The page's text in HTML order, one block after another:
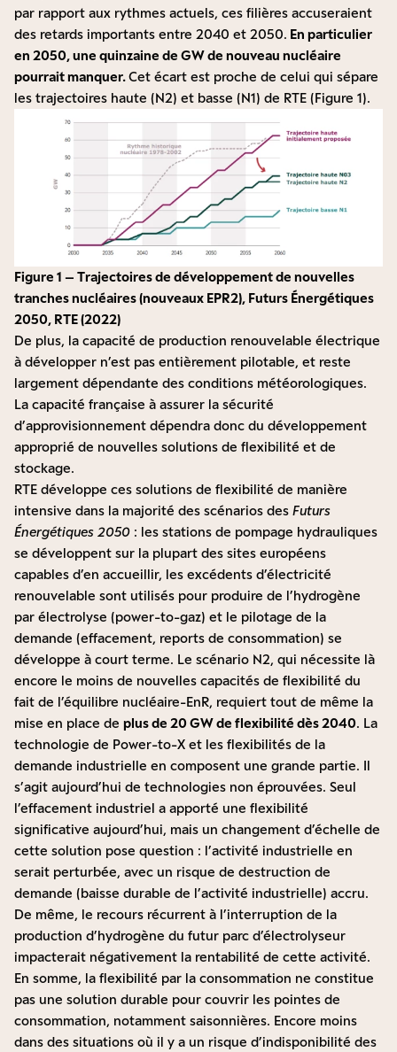
par rapport aux rythmes actuels, ces filières accuseraient
des retards importants entre 2040 et 2050. En particulier
en 2050, une quinzaine de GW de nouveau nucléaire
pourrait manquer.Cet écart est proche de celui qui sépare
les trajectoires haute (N2) et basse (N1) de RTE (Figure 1).
Figure 1 – Trajectoires de développement de nouvelles
tranches nucléaires (nouveaux EPR2), Futurs Énergétiques
2050, RTE (2022)
De plus, la capacité de production renouvelable électrique
à développer n’est pas entièrement pilotable, et reste
largement dépendante des conditions météorologiques.
La capacité française à assurer la sécurité
d’approvisionnement dépendra donc du développement
approprié de nouvelles solutions de flexibilité et de
stockage.
RTE développe ces solutions de flexibilité de manière
intensive dans la majorité des scénarios des Futurs
Énergétiques 2050 : les stations de pompage hydrauliques
se développent sur la plupart des sites européens
capables d’en accueillir, les excédents d’électricité
renouvelable sont utilisés pour produire de l’hydrogène
par électrolyse (power-to-gaz) et le pilotage de la
demande (effacement, reports de consommation) se
développe à court terme. Le scénario N2, qui nécessite là
encore le moins de nouvelles capacités de flexibilité du
fait de l’équilibre nucléaire-EnR, requiert tout de même la
mise en place de plus de 20 GW de flexibilité dès 2040. La
technologie de Power-to-X et les flexibilités de la
demande industrielle en composent une grande partie. Il
s’agit aujourd’hui de technologies non éprouvées. Seul
l’effacement industriel a apporté une flexibilité
significative aujourd’hui, mais un changement d’échelle de
cette solution pose question : l’activité industrielle en
serait perturbée, avec un risque de destruction de
demande (baisse durable de l’activité industrielle) accru.
De même, le recours récurrent à l’interruption de la
production d’hydrogène du futur parc d’électrolyseur
impacterait négativement la rentabilité de cette activité.
En somme, la flexibilité par la consommation ne constitue
pas une solution durable pour couvrir les pointes de
consommation, notamment saisonnières. Encore moins
dans des situations où il y a un risque d’indisponibilité des